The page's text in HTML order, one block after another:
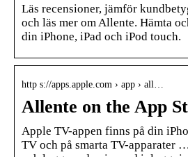
Läs recensioner, jämför
och läs mer om Allente. Hämta
din iPhone, iPad och iPod touch.
http s://apps.apple.com › app › all…
Allente on the App
Apple TV-appen finns på din
TV och på smarta TV-apparater